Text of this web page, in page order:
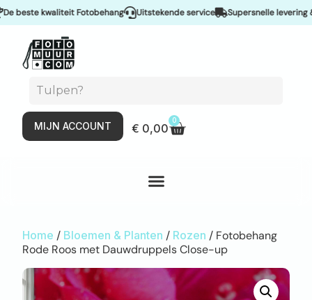
kwaliteit Fotobehang Uitstekende service Supersnelle levering &
MIJN ACCOUNT € 0,00
0
Home / Bloemen & Planten / Rozen / Fotobehang
Rode Roos met Dauwdruppels Close-up